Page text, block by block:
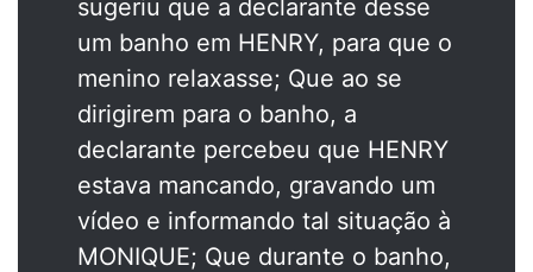
sugeriu que a declarante desse
um banho em HENRY, para que o
menino relaxasse; Que ao se
dirigirem para o banho, a
declarante percebeu que HENRY
estava mancando, gravando um
vídeo e informando tal situação à
MONIQUE; Que durante o banho,